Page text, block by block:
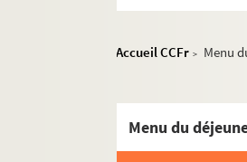
Accueil CCFr > Menu
Menu du